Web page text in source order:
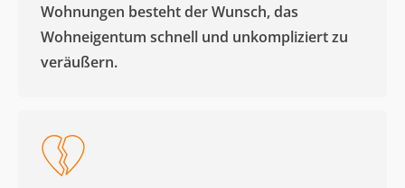
Wohnungen besteht der Wunsch, das
Wohneigentum schnell und unkompliziert zu
veräußern. ​